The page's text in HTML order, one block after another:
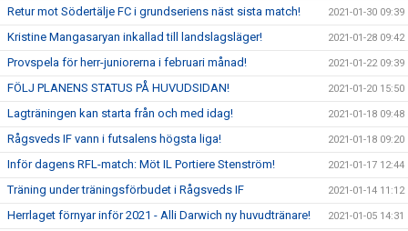
Retur mot Södertälje FC i grundseriens näst sista match! 2021-01-30 09:39
Kristine Mangasaryan inkallad till landslagsläger! 2021-01-28 09:42
Provspela för herr-juniorerna i februari månad! 2021-01-22 09:39
FÖLJ PLANENS STATUS PÅ HUVUDSIDAN! 2021-01-20 15:50
Lagträningen kan starta från och med idag! 2021-01-18 09:48
Rågsveds IF vann i futsalens högsta liga! 2021-01-18 09:20
Inför dagens RFL-match: Möt IL Portiere Stenström! 2021-01-17 12:44
Träning under träningsförbudet i Rågsveds IF 2021-01-14 11:12
Herrlaget förnyar inför 2021 - Alli Darwich ny huvudtränare! 2021-01-05 14:31